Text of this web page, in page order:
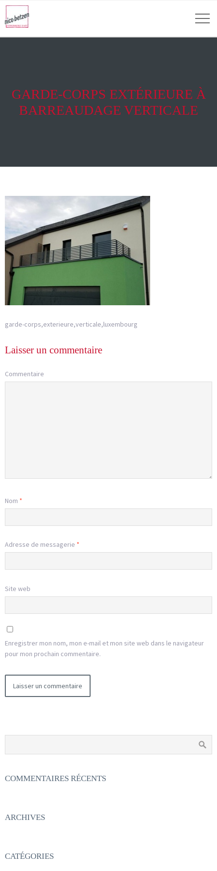
GARDE-CORPS EXTÉRIEURE À
BARREAUDAGE VERTICALE
garde-corps,exterieure,verticale,luxembourg
Laisser un commentaire
Commentaire
Nom *
Adresse de messagerie *
Site web
Enregistrer mon nom, mon e-mail et mon site web dans le navigateur
pour mon prochain commentaire.
COMMENTAIRES RÉCENTS
ARCHIVES
CATÉGORIES